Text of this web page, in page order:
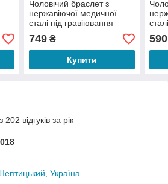
Чоловічий браслет з
нержавіючої медичної
сталі під гравіювання
749₴
Купити
590
відгуків за рік
Україна